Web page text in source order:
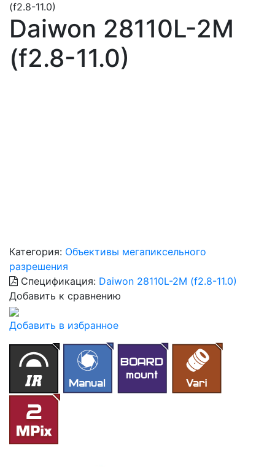
(f2.8-11.0)
Daiwon 28110L-2M
(f2.8-11.0)
Категория: Объективы мегапиксельного
разрешения
Спецификация: Daiwon 28110L-2M (f2.8-11.0)
Добавить к сравнению
Добавить в избранное